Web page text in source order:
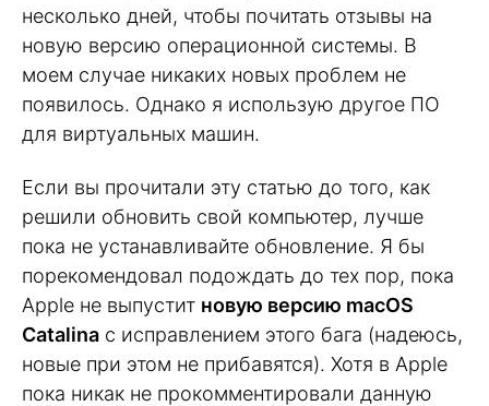
несколько дней, чтобы почитать отзывы на
новую версию операционной системы. В
моем случае никаких новых проблем не
появилось. Однако я использую другое ПО
для виртуальных машин.
Если вы прочитали эту статью до того, как
решили обновить свой компьютер, лучше
пока не устанавливайте обновление. Я бы
порекомендовал подождать до тех пор, пока
Apple не выпустит новую версию macOS
Catalina с исправлением этого бага (надеюсь,
новые при этом не прибавятся). Хотя в Apple
пока никак не прокомментировали данную